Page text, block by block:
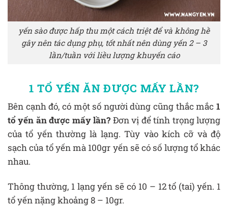
yến sào được hấp thu một cách triệt để và không hề
gây nên tác dụng phụ, tốt nhất nên dùng yến 2 – 3
lần/tuần với liều lượng khuyến cáo
1 TỔ YẾN ĂN ĐƯỢC MẤY LẦN?
Bên cạnh đó, có một số người dùng cũng thắc mắc 1
tổ yến ăn được mấy lần? Đơn vị để tính trọng lượng
của tổ yến thường là lạng. Tùy vào kích cỡ và độ
sạch của tổ yến mà 100gr yến sẽ có số lượng tổ khác
nhau.
Thông thường, 1 lạng yến sẽ có 10 – 12 tổ (tai) yến. 1
tổ yến nặng khoảng 8 – 10gr.